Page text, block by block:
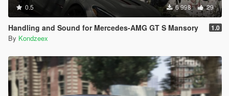
0.5 6 998 29
Handling and Sound for Mercedes-AMG GT S Mansory 1.0
By Kondzeex